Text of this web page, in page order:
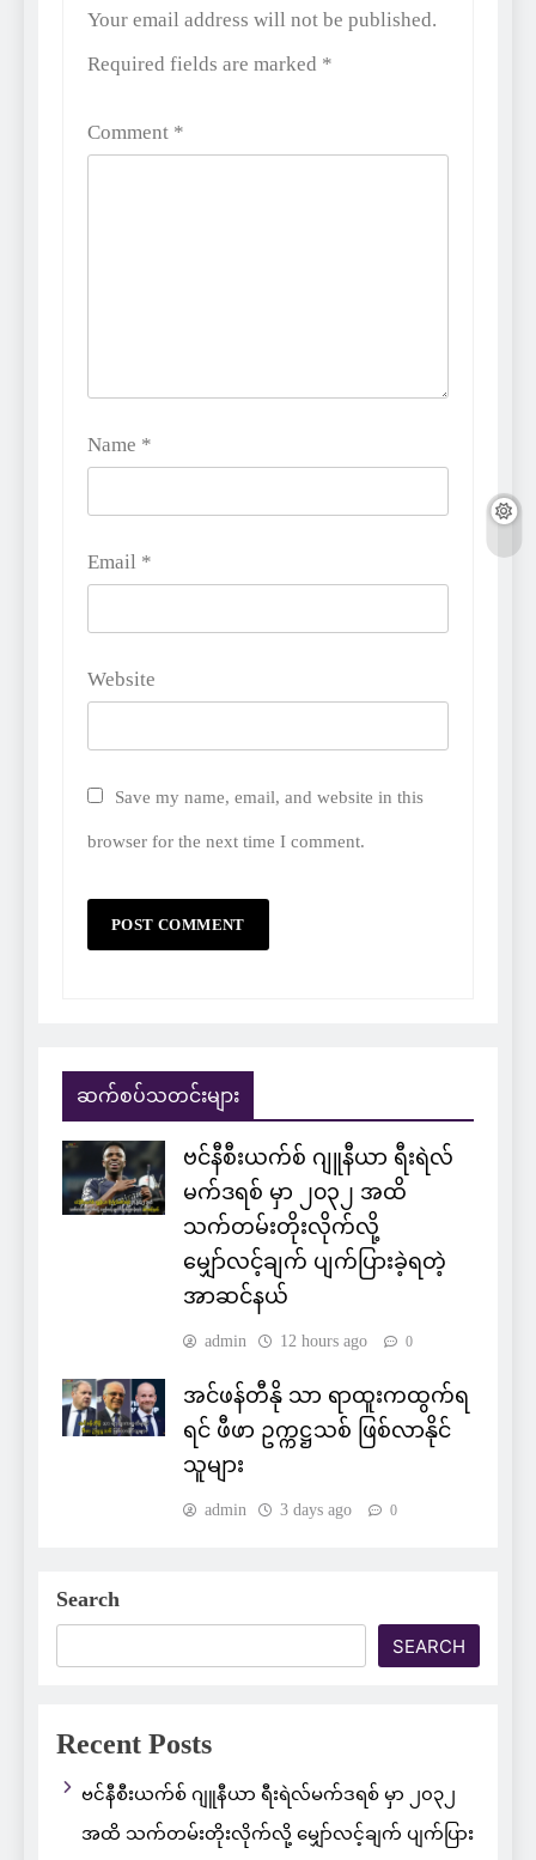
Your email address will not be published.
Required fields are marked *
Comment *
Name *
Email *
Website
Save my name, email, and website in this
browser for the next time I comment.
Alternative:
ဆက်စပ်သတင်းများ
ဗင်နီစီးယက်စ် ဂျူနီယာ ရီးရဲလ်
မက်ဒရစ် မှာ ၂၀၃၂ အထိ
သက်တမ်းတိုးလိုက်လို့
မျှော်လင့်ချက် ပျက်ပြားခဲ့ရတဲ့
အာဆင်နယ်
admin 12 hours ago 0
အင်ဖန်တီနို သာ ရာထူးကထွက်ရ
ရင် ဖီဖာ ဥက္ကဋ္ဌသစ် ဖြစ်လာနိုင်
သူများ
admin 3 days ago 0
Search
SEARCH
Recent Posts
ဗင်နီစီးယက်စ် ဂျူနီယာ ရီးရဲလ်မက်ဒရစ် မှာ ၂၀၃၂
အထိ သက်တမ်းတိုးလိုက်လို့ မျှော်လင့်ချက် ပျက်ပြား